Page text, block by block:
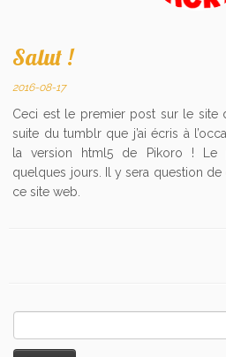
Salut !
2016-08-17
Ceci est le premier post sur le site
suite du tumblr que j’ai écris à
la version html5 de Pikoro ! Le
quelques jours. Il y sera question
ce site web.
for: